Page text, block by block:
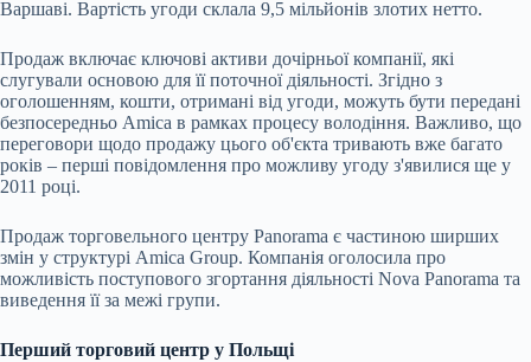
Варшаві. Вартість угоди склала 9,5 мільйонів злотих нетто.
Продаж включає ключові активи дочірньої компанії, які
слугували основою для її поточної діяльності. Згідно з
оголошенням, кошти, отримані від угоди, можуть бути передані
безпосередньо Amica в рамках процесу володіння. Важливо, що
переговори щодо продажу цього об'єкта тривають вже багато
років – перші повідомлення про можливу угоду з'явилися ще у
2011 році.
Продаж торговельного центру Panorama є частиною ширших
змін у структурі Amica Group. Компанія оголосила про
можливість поступового згортання діяльності Nova Panorama та
виведення її за межі групи.
Перший торговий центр у Польщі